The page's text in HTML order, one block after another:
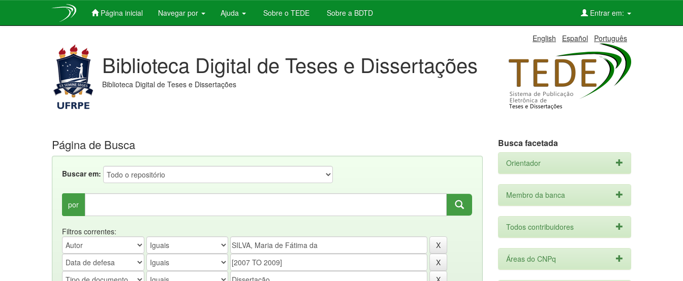
Página inicial Navegar por Ajuda Sobre o TEDE Sobre a BDTD Entrar em:
English Español Português
Biblioteca Digital de Teses e Dissertações
Biblioteca Digital de Teses e Dissertações
Página de Busca
Buscar em:
por
Filtros correntes:
Busca facetada
Orientador
Membro da banca
Todos contribuidores
Áreas do CNPq